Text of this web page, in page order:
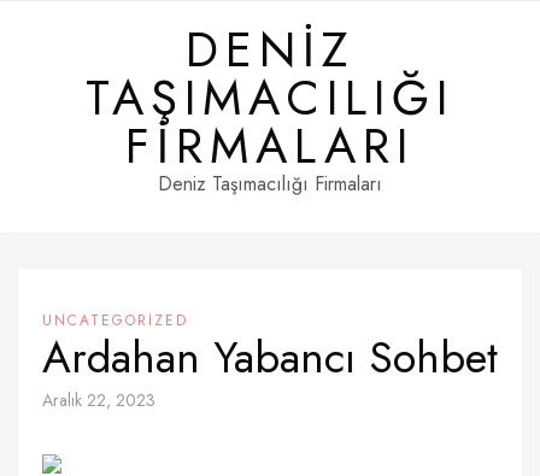
DENIZ
TAŞIMACILIĞI
FIRMALARI
Deniz Taşımacılığı Firmaları
UNCATEGORIZED
Ardahan Yabancı Sohbet
Aralık 22, 2023